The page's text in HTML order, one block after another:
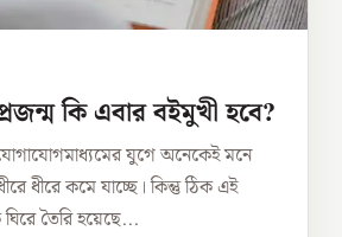
কি এবার বইমুখী হবে?
যুগে অনেকেই মনে
ধীরে কমে যাচ্ছে। কিন্তু ঠিক এই
তৈরি হয়েছে...